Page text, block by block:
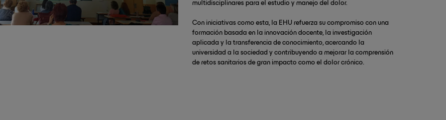
multidisciplinares para el estudio y manejo del dolor.
Con iniciativas como esta, la EHU refuerza su compromiso con una
formación basada en la innovación docente, la investigación
aplicada y la transferencia de conocimiento, acercando la
universidad a la sociedad y contribuyendo a mejorar la comprensión
de retos sanitarios de gran impacto como el dolor crónico.